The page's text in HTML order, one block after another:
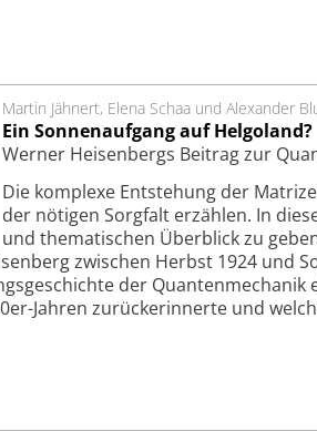
Martin Jähnert, Elena Schaa und Alexander
Ein Sonnenaufgang auf Helgoland?
Werner Heisenbergs Beitrag zur
Die komplexe Entstehung der
der nötigen Sorgfalt erzählen. In
und thematischen Überblick zu
zwischen Herbst 1924 und
der
Jahren zurückerinnerte und